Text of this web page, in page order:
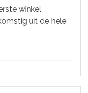
winkel
uit de hele